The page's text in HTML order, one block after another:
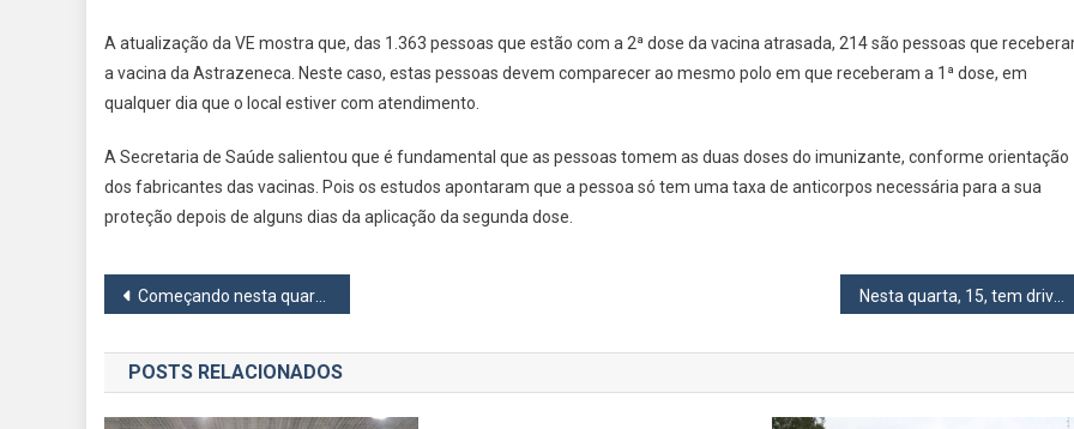
Dose
Da
Quem
A atualização da VE mostra que, das 1.363 pessoas que estão com a 2ª dose da vacina atrasada, 214 são pessoas que
a vacina da Astrazeneca. Neste caso, estas pessoas devem comparecer ao mesmo polo em que receberam a 1ª dose, em
qualquer dia que o local estiver com atendimento.
A Secretaria de Saúde salientou que é fundamental que as pessoas tomem as duas doses do imunizante, conforme orientação
dos fabricantes das vacinas. Pois os estudos apontaram que a pessoa só tem uma taxa de anticorpos necessária para a sua
proteção depois de alguns dias da aplicação da segunda dose.
Navegação
de
Post
Começando nesta quarta, 16, Governo do Estado define datas de vacinação contra covid
POSTS RELACIONADOS